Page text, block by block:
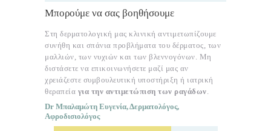
Μπορούμε να σας βοηθήσουμε
Στη δερματολογική μας κλινική αντιμετωπίζουμε
συνήθη και σπάνια προβλήματα του δέρματος, των
μαλλιών, των νυχιών και των βλεννογόνων. Μη
διστάσετε να επικοινωνήσετε μαζί μας αν
χρειάζεστε συμβουλευτική υποστήριξη ή ιατρική
θεραπεία για την αντιμετώπιση των ραγάδων
Dr Μπαλαμώτη Ευγενία, Δερματολόγος,
Αφροδισιολόγος